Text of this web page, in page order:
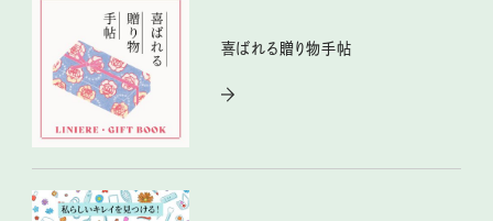
喜ばれる贈り物手帖